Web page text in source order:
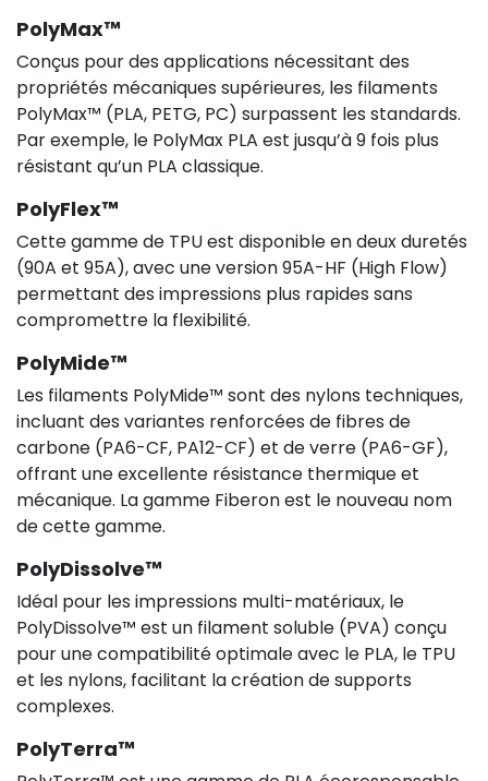
PolyMax™
Conçus pour des applications nécessitant des
propriétés mécaniques supérieures, les filaments
PolyMax™ (PLA, PETG, PC) surpassent les standards.
Par exemple, le PolyMax PLA est jusqu’à 9 fois plus
résistant qu’un PLA classique.
PolyFlex™
Cette gamme de TPU est disponible en deux duretés
(90A et 95A), avec une version 95A-HF (High Flow)
permettant des impressions plus rapides sans
compromettre la flexibilité.
PolyMide™
Les filaments PolyMide™ sont des nylons techniques,
incluant des variantes renforcées de fibres de
carbone (PA6-CF, PA12-CF) et de verre (PA6-GF),
offrant une excellente résistance thermique et
mécanique. La gamme Fiberon est le nouveau nom
de cette gamme.
PolyDissolve™
Idéal pour les impressions multi-matériaux, le
PolyDissolve™ est un filament soluble (PVA) conçu
pour une compatibilité optimale avec le PLA, le TPU
et les nylons, facilitant la création de supports
complexes.
PolyTerra™